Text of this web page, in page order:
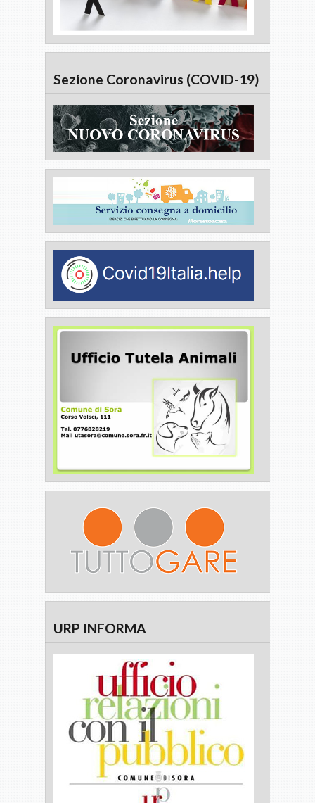
Sezione Coronavirus (COVID-19)
URP INFORMA